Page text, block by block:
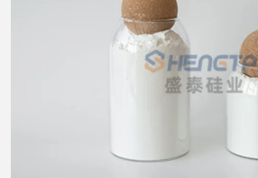
制，兼容板框、烛式等设备，以安全、高
饮料企业实现高品质透明化生产。